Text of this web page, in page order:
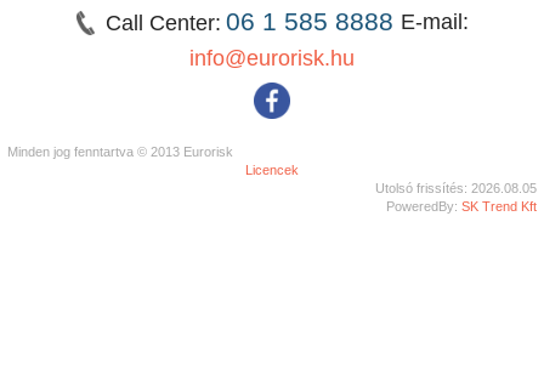
Call Center: 06 1 585 8888 E-mail:
info@eurorisk.hu
Minden jog fenntartva © 2013 Eurorisk
Licencek
Utolsó frissítés: 2026.08.05
PoweredBy: SK Trend Kft